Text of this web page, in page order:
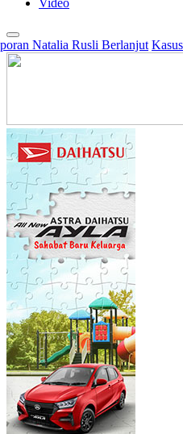
Video
Rusli Berlanjut Kasus Dugaan